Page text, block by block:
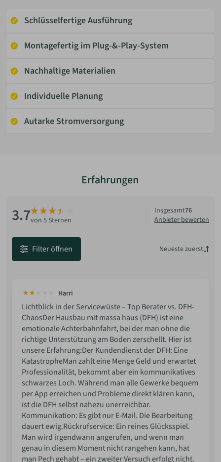
Schlüsselfertige Ausführung
Montagefertig im Plug-&-Play-System
Nachhaltige Materialien
Individuelle Planung
Autarke Stromversorgung
Erfahrungen
3.7von 5 Sternen
Insgesamt76
Anbieter bewerten
Filter öffnen
Neueste zuerst
Harri
Lichtblick in der Servicewüste – Top Berater vs. DFH-
Chaos ​ ​Der Hausbau mit massa haus (DFH) ist eine
emotionale Achterbahnfahrt, bei der man ohne die
richtige Unterstützung am Boden zerschellt. Hier ist
unsere Erfahrung: ​Der Kundendienst der DFH: Eine
Katastrophe ​Man zahlt eine Menge Geld und erwartet
Professionalität, bekommt aber ein kommunikatives
schwarzes Loch. Während man alle Gewerke bequem
per App erreichen und Probleme direkt klären kann,
ist die DFH selbst nahezu unerreichbar. ​
Kommunikation: Es gibt nur E-Mail. Die Bearbeitung
dauert ewig. ​Rückrufservice: Ein reines Glücksspiel.
Man wird irgendwann angerufen, und wenn man
genau in diesem Moment nicht rangehen kann, hat
man Pech gehabt – ein zweiter Versuch erfolgt nicht. ​